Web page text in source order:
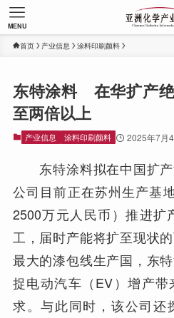
MENU
首页 产业信息 涂料印刷颜料
东特涂料 在华扩产
至两倍以上
产业信息 涂料印刷颜料 2025年7月
东特涂料拟在中国扩产
公司目前正在苏州生产基
2500万元人民币）推进扩
工，届时产能将扩至现状
最大的漆包线生产国，东
捉电动汽车（EV）增产
求。与此同时，该公司还